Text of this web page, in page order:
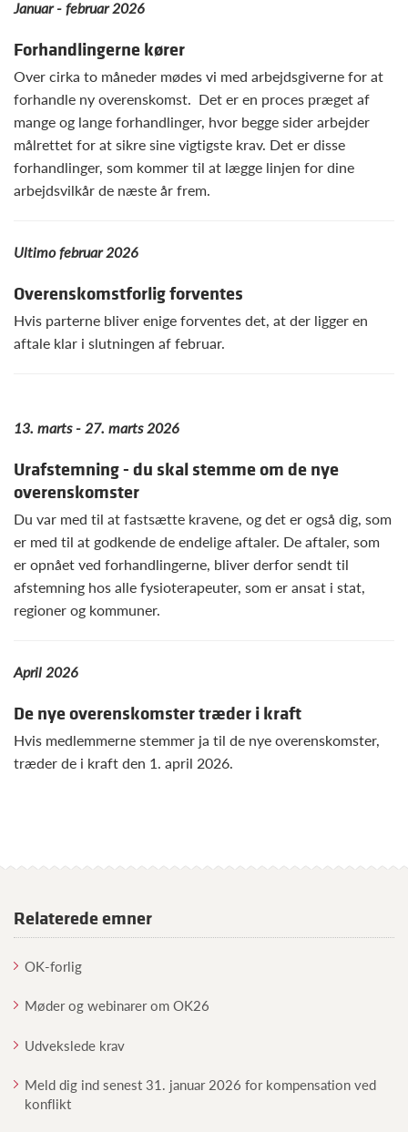
Januar - februar 2026
Forhandlingerne kører
Over cirka to måneder mødes vi med arbejdsgiverne for at
forhandle ny overenskomst. Det er en proces præget af
mange og lange forhandlinger, hvor begge sider arbejder
målrettet for at sikre sine vigtigste krav. Det er disse
forhandlinger, som kommer til at lægge linjen for dine
arbejdsvilkår de næste år frem.
Ultimo februar 2026
Overenskomstforlig forventes
Hvis parterne bliver enige forventes det, at der ligger en
aftale klar i slutningen af februar.
13. marts - 27. marts 2026
Urafstemning - du skal stemme om de nye
overenskomster
Du var med til at fastsætte kravene, og det er også dig, som
er med til at godkende de endelige aftaler. De aftaler, som
er opnået ved forhandlingerne, bliver derfor sendt til
afstemning hos alle fysioterapeuter, som er ansat i stat,
regioner og kommuner.
April 2026
De nye overenskomster træder i kraft
Hvis medlemmerne stemmer ja til de nye overenskomster,
træder de i kraft den 1. april 2026.
Relaterede emner
OK-forlig
Møder og webinarer om OK26
Udvekslede krav
Meld dig ind senest 31. januar 2026 for kompensation ved
konflikt